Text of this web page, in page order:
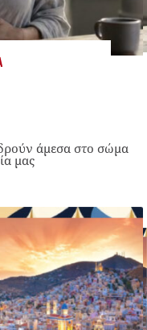
άμεσα στο σώμα
μας